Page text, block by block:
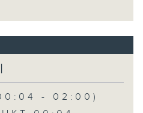
- 02:00)